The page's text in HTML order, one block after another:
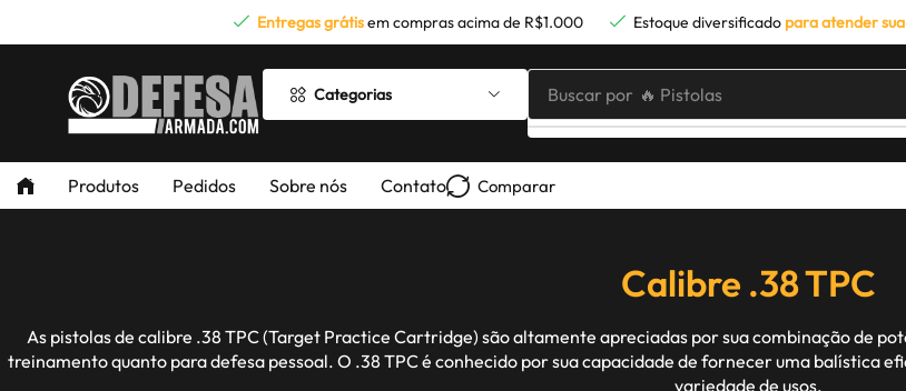
Entregas grátisem compras acima de R$1.000 Estoque diversificado para atender
Categorias Buscar por 🔥 Pistolas
Produtos Pedidos Sobre nós Contato Comparar
Calibre .38 TPC
As pistolas de calibre .38 TPC (Target Practice Cartridge) são altamente apreciadas por sua combinação de
treinamento quanto para defesa pessoal. O .38 TPC é conhecido por sua capacidade de fornecer uma balística
variedade de usos.